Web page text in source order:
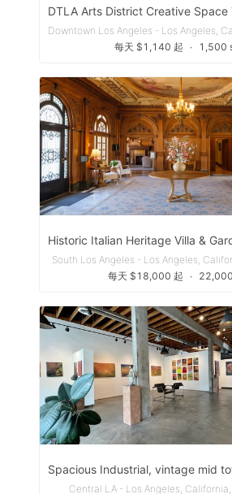
每天 $1,140 起
∙ 1,500
South Los Angeles - Los Angeles,
每天 $18,000 起
∙
Central LA - Los Angeles,